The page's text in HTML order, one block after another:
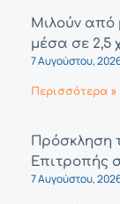
Μιλούν από
μέσα σε 2,5
7 Αυγούστου,
Περισσότερα »
Πρόσκληση
Επιτροπής
7 Αυγούστου,